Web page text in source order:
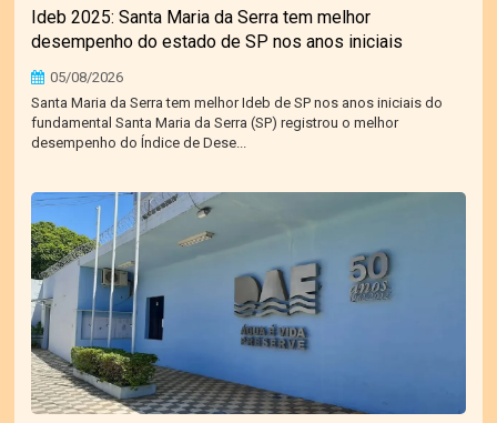
Ideb 2025: Santa Maria da Serra tem melhor
desempenho do estado de SP nos anos iniciais
05/08/2026
Santa Maria da Serra tem melhor Ideb de SP nos anos iniciais do
fundamental Santa Maria da Serra (SP) registrou o melhor
desempenho do Índice de Dese...